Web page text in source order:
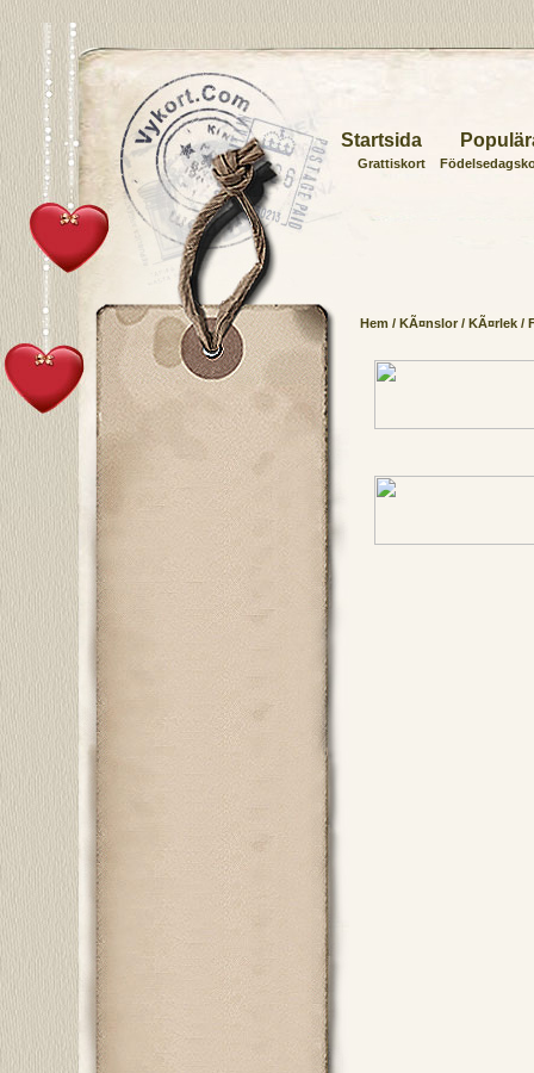
Startsida
Grattiskort
Hem / KÃ¤nslor/ KÃ¤rlek/